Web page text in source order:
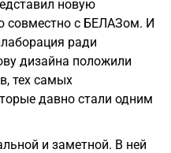
новую
совместно с БЕЛАЗом. И
ради
дизайна положили
тех самых
давно стали одним
и заметной. В ней